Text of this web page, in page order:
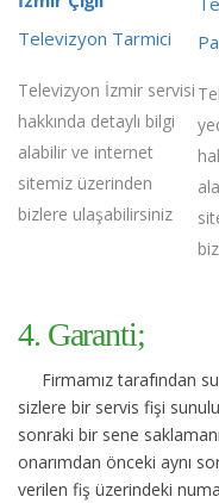
Televizyon Tarmici
Televizyon İzmir servisi
hakkında detaylı bilgi
alabilir ve internet
sitemiz üzerinden
bizlere ulaşabilirsiniz
4. Garanti;
Firmamız tarafından
sizlere bir servis fişi
sonraki bir sene
onarımdan önceki aynı
verilen fiş üzerindeki